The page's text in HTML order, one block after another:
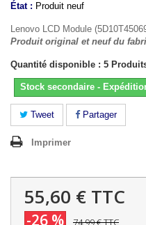
État : Produit neuf
Lenovo LCD Module
Produit original et neuf du
Quantité disponible : 5
Stock secondaire -
Tweet Partager
Imprimer
55,60 € TTC
-26 % 74,99 €TTC